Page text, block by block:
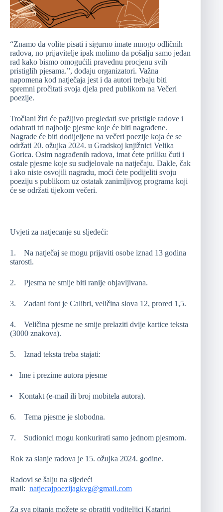
“Znamo da volite pisati i sigurno imate mnogo odličnih
radova, no prijavitelje ipak molimo da pošalju samo jedan
rad kako bismo omogućili pravednu procjenu svih
pristiglih pjesama.”, dodaju organizatori. Važna
napomena kod natječaja jest i da autori trebaju biti
spremni pročitati svoja djela pred publikom na Večeri
poezije.
Tročlani žiri će pažljivo pregledati sve pristigle radove i
odabrati tri najbolje pjesme koje će biti nagrađene.
Nagrade će biti dodijeljene na večeri poezije koja će se
održati 20. ožujka 2024. u Gradskoj knjižnici Velika
Gorica. Osim nagrađenih radova, imat ćete priliku čuti i
ostale pjesme koje su sudjelovale na natječaju. Dakle, čak
i ako niste osvojili nagradu, moći ćete podijeliti svoju
poeziju s publikom uz ostatak zanimljivog programa koji
će se održati tijekom večeri.
Uvjeti za natjecanje su sljedeći:
1. Na natječaj se mogu prijaviti osobe iznad 13 godina
starosti.
2. Pjesma ne smije biti ranije objavljivana.
3. Zadani font je Calibri, veličina slova 12, prored 1,5.
4. Veličina pjesme ne smije prelaziti dvije kartice teksta
(3000 znakova).
5. Iznad teksta treba stajati:
• Ime i prezime autora pjesme
• Kontakt (e-mail ili broj mobitela autora).
6. Tema pjesme je slobodna.
7. Sudionici mogu konkurirati samo jednom pjesmom.
Rok za slanje radova je 15. ožujka 2024. godine.
Radovi se šalju na sljedeći
mail: natjecajpoezijagkvg@gmail.com
Za sva pitanja možete se obratiti voditeljici Katarini